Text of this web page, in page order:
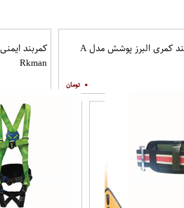
کمربند کمری البرز پوشش مدل A
۰
Rkman